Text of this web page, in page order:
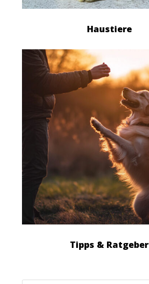
Haustiere
Tipps & Ratgeber